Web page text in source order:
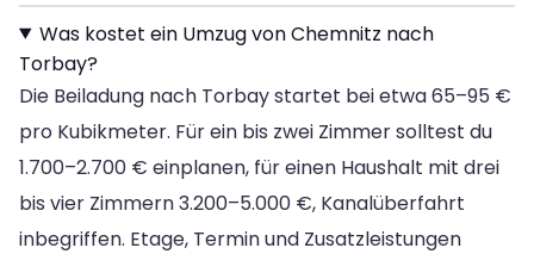
Was kostet ein Umzug von Chemnitz nach
Torbay?
Die Beiladung nach Torbay startet bei etwa 65–95 €
pro Kubikmeter. Für ein bis zwei Zimmer solltest du
1.700–2.700 € einplanen, für einen Haushalt mit drei
bis vier Zimmern 3.200–5.000 €, Kanalüberfahrt
inbegriffen. Etage, Termin und Zusatzleistungen